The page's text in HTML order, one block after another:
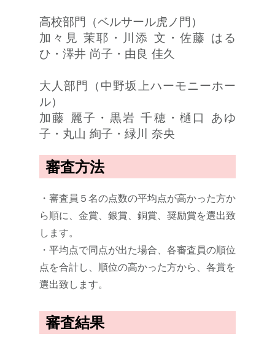
高校部門（ベルサール虎ノ門）
加々見 茉耶・川添 文・佐藤 はる
ひ・澤井 尚子・由良 佳久
大人部門（中野坂上ハーモニーホー
ル）
加藤 麗子・黒岩 千穂・樋口 あゆ
子・丸山 絢子・緑川 奈央
審査方法
・審査員５名の点数の平均点が高かった方か
ら順に、金賞、銀賞、銅賞、奨励賞を選出致
します。
・平均点で同点が出た場合、各審査員の順位
点を合計し、順位の高かった方から、各賞を
選出致します。
審査結果